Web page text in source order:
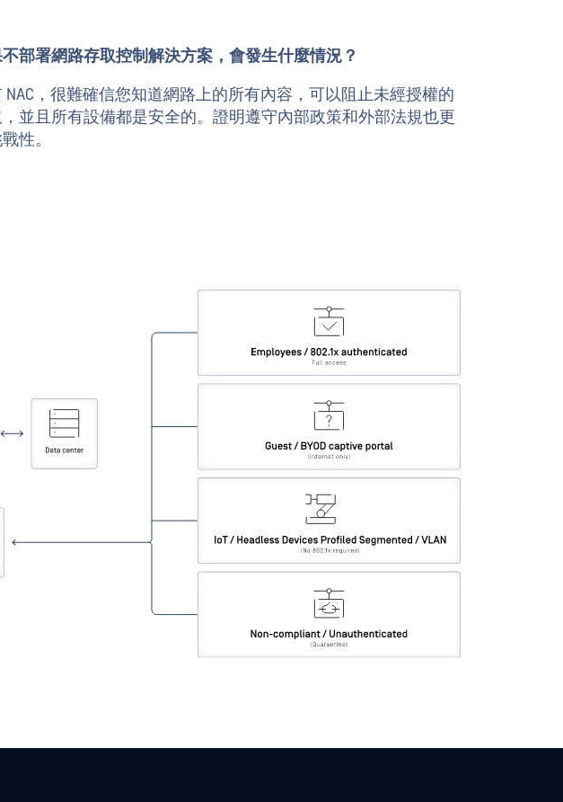
部署網路存取控制解決方案，會發生什麼情況？
NAC，很難確信您知道網路上的所有內容，可以阻止未經授權的
並且所有設備都是安全的。證明遵守內部政策和外部法規也更
性。